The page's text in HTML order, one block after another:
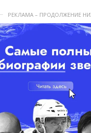
РЕКЛАМА – ПРОДОЛЖЕНИЕ